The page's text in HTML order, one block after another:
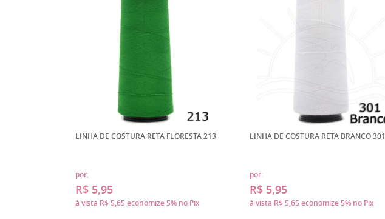
LINHA DE COSTURA RETA FLORESTA 213
por:
R$ 5,95
à vista R$ 5,65economize5% no Pix
LINHA DE COSTURA RETA BRANCO 301
por:
R$ 5,95
à vista R$ 5,65economize5% no Pix